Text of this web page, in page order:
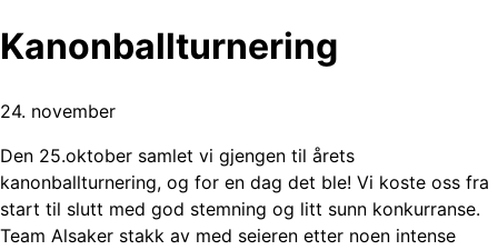
Kanonballturnering
24. november
Den 25.oktober samlet vi gjengen til årets
kanonballturnering, og for en dag det ble! Vi koste oss fra
start til slutt med god stemning og litt sunn konkurranse.
Team Alsaker stakk av med seieren etter noen intense